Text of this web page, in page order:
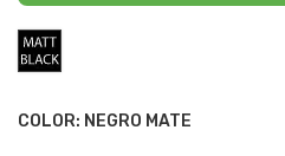
COLOR: NEGRO MATE